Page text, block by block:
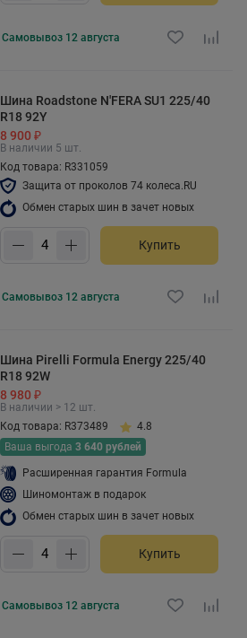
Самовывоз 12 августа
Шина Roadstone N'FERA SU1 225/40
R18 92Y
8 900 ₽
В наличии 5 шт.
Код товара: R331059
Защита от проколов 74 колеса.RU
Обмен старых шин в зачет новых
Купить
Самовывоз 12 августа
Шина Pirelli Formula Energy 225/40
R18 92W
8 980 ₽
В наличии > 12 шт.
Код товара: R373489
4.8
Ваша выгода 3 640 рублей
Расширенная гарантия Formula
Шиномонтаж в подарок
Обмен старых шин в зачет новых
Купить
Самовывоз 12 августа